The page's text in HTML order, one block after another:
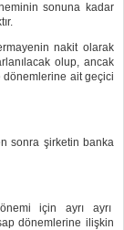
sonuna kadar
nakit olarak
olup, ancak
dönemlerine ait geçici
sonra şirketin banka
için ayrı ayrı
dönemlerine ilişkin